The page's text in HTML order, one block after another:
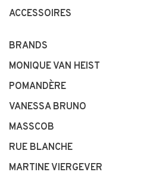
ACCESSOIRES
BRANDS
MONIQUE VAN HEIST
POMANDÈRE
VANESSA BRUNO
MASSCOB
RUE BLANCHE
MARTINE VIERGEVER